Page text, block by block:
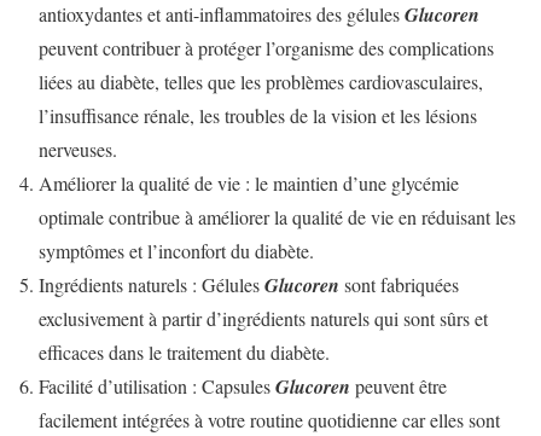
antioxydantes et anti-inflammatoires des gélulesGlucoren
peuvent contribuer à protéger l’organisme des complications
liées au diabète, telles que les problèmes cardiovasculaires,
l’insuffisance rénale, les troubles de la vision et les lésions
nerveuses.
Améliorer la qualité de vie : le maintien d’une glycémie
optimale contribue à améliorer la qualité de vie en réduisant les
symptômes et l’inconfort du diabète.
Ingrédients naturels : GélulesGlucoren sont fabriquées
exclusivement à partir d’ingrédients naturels qui sont sûrs et
efficaces dans le traitement du diabète.
Facilité d’utilisation : CapsulesGlucoren peuvent être
facilement intégrées à votre routine quotidienne car elles sont